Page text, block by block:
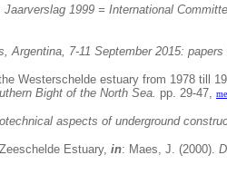
1999 = International
Argentina, 7-11 September 2015: papers
Westerschelde estuary from 1978 till
Bight of the North Sea. pp. 29-47,
aspects of underground
Estuary, in: Maes, J. (2000).